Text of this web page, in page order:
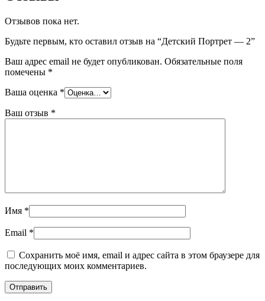
Отзывов пока нет.
Будьте первым, кто оставил отзыв на “Детский Портрет — 2”
Ваш адрес email не будет опубликован. Обязательные поля
помечены *
Ваша оценка *
Ваш отзыв *
Имя *
Email *
Сохранить моё имя, email и адрес сайта в этом браузере для
последующих моих комментариев.